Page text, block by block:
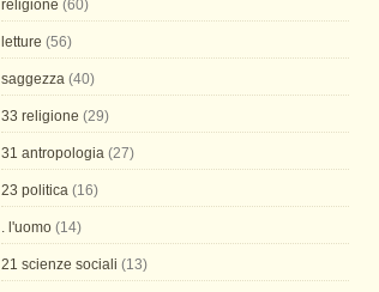
religione (60)
letture (56)
saggezza (40)
33 religione (29)
31 antropologia (27)
23 politica (16)
. l'uomo (14)
21 scienze sociali (13)